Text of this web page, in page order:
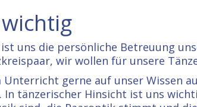
uns die persönliche Betreuung
wir wollen für unsere
gerne auf unser Wissen
tänzerischer Hinsicht ist uns